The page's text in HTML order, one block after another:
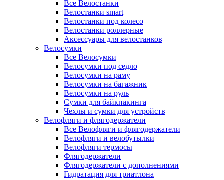
Все Велостанки
Велостанки smart
Велостанки под колесо
Велостанки роллерные
Аксессуары для велостанков
Велосумки
Все Велосумки
Велосумки под седло
Велосумки на раму
Велосумки на багажник
Велосумки на руль
Сумки для байкпакинга
Чехлы и сумки для устройств
Велофляги и флягодержатели
Все Велофляги и флягодержатели
Велофляги и велобутылки
Велофляги термосы
Флягодержатели
Флягодержатели с дополнениями
Гидратация для триатлона